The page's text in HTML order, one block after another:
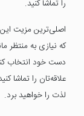
را تماشا کنید.
اصلی‌ترین مزیت
که نیازی به منتظر
دست خود انتخاب
علاقه‌تان را تماشا
لذت را خواهید برد.